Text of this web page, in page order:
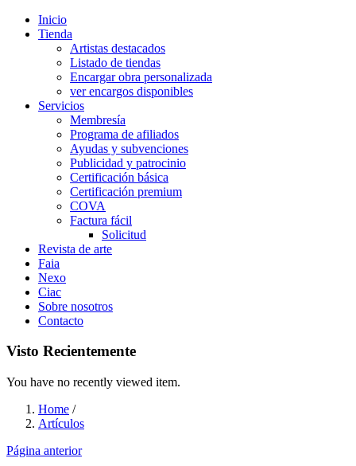
Inicio
Tienda
Artistas destacados
Listado de tiendas
Encargar obra personalizada
ver encargos disponibles
Servicios
Membresía
Programa de afiliados
Ayudas y subvenciones
Publicidad y patrocinio
Certificación básica
Certificación premium
COVA
Factura fácil
Solicitud
Revista de arte
Faia
Nexo
Ciac
Sobre nosotros
Contacto
Visto Recientemente
You have no recently viewed item.
Home /
Artículos
Página anterior